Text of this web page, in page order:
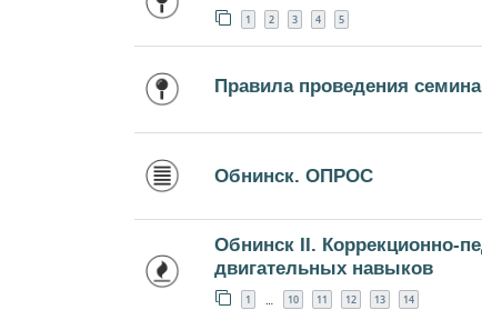
1 2 3 4 5
Правила проведения
Обнинск. ОПРОС
Обнинск II. Коррекционно-
двигательных навыков
1 … 10 11 12 13 14